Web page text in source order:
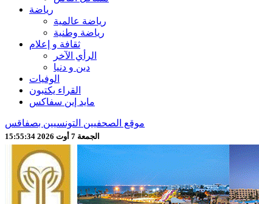
رياضة
رياضة عالمية
رياضة وطنية
ثقافة و إعلام
الرأي الآخر
دين و دنيا
الوفيات
القراء يكتبون
مايد إين سفاكس
موقع الصحفيين التونسيين بصفاقس
الجمعة 7 أوت 2026 15:55:36